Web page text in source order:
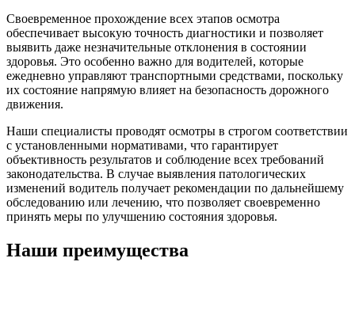
Своевременное прохождение всех этапов осмотра
обеспечивает высокую точность диагностики и позволяет
выявить даже незначительные отклонения в состоянии
здоровья. Это особенно важно для водителей, которые
ежедневно управляют транспортными средствами, поскольку
их состояние напрямую влияет на безопасность дорожного
движения.
Наши специалисты проводят осмотры в строгом соответствии
с установленными нормативами, что гарантирует
объективность результатов и соблюдение всех требований
законодательства. В случае выявления патологических
изменений водитель получает рекомендации по дальнейшему
обследованию или лечению, что позволяет своевременно
принять меры по улучшению состояния здоровья.
Наши преимущества